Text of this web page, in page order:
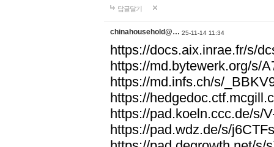
답글달기
chinahousehold@… 25-11-14 11:34
https://docs.aix.inrae.fr/s/
https://md.bytewerk.org/s/
https://md.infs.ch/s/
https://
https://pad.koeln.ccc.de/s/
https://pad.wdz.de/s/